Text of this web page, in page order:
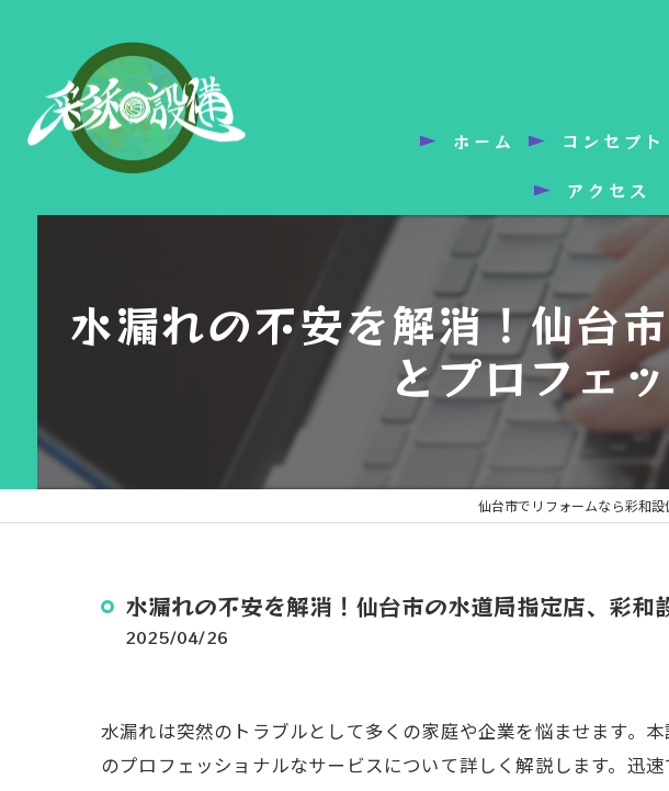
ホーム コンセプト
アクセス
水漏れの不安を解消！仙台
とプロフェ
仙台市でリフォームなら彩和設
水漏れの不安を解消！仙台市の水道局指定店、彩
2025/04/26
水漏れは突然のトラブルとして多くの家庭や企業を悩ませます。
のプロフェッショナルなサービスについて詳しく解説します。迅